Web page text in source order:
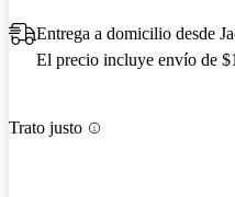
Entrega a domicilio desde
El precio incluye envío de
Trato justo